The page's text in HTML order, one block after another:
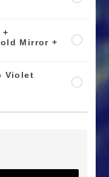
+
Mirror +
Violet